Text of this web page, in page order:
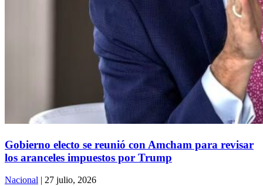
Gobierno electo se reunió con Amcham para revisar
los aranceles impuestos por Trump
Nacional | 27 julio, 2026